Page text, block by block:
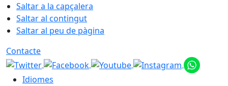
Saltar a la capçalera
Saltar al contingut
Saltar al peu de pàgina
Contacte
Idiomes